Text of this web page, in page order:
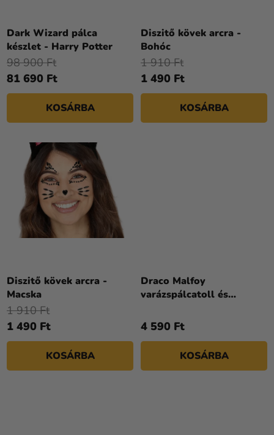
Témák
Személyre
szabott
termékek
Kiárusítás
Rólunk
Kapcsolat
Z
É
S
E
Dark Wizard pálca
készlet - Harry Potter
81 690 Ft
98 900 Ft
KOSÁRBA
Diszitő kövek arcra -
Bohóc
1 490 Ft
1 910 Ft
KOSÁRBA
Diszitő kövek arcra -
Macska
1 490 Ft
1 910 Ft
KOSÁRBA
Draco Malfoy
varázspálcatoll és
4 590 Ft
KOSÁRBA